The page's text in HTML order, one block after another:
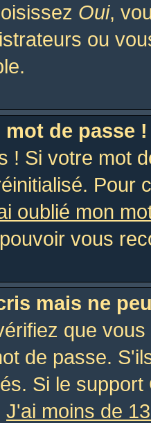
Oui,
ou
de passe !
! Si votre mot
Pour
oublié mon
vous
mais ne
que
de passe.
Si le
J'ai moins de